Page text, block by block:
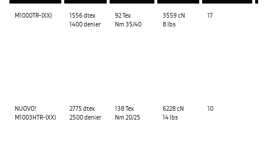
M1000TR-(XX)
1556 dtex
1400 denier
92 Tex
Nm 35/40
3559 cN
8 lbs
17
NUOVO!
M1003HTR-(XX)
2775 dtex
2500 denier
138 Tex
Nm 20/25
6228 cN
14 lbs
10